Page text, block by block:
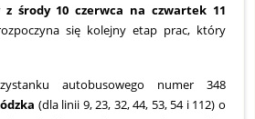
środy 10 czerwca na czwartek 11
się kolejny etap prac, który
autobusowego numer 348
(dla linii 9, 23, 32, 44, 53, 54 i 112) o